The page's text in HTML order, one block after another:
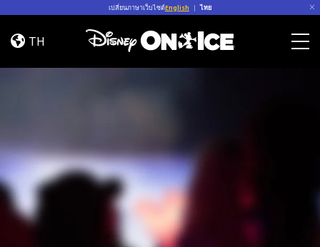
เปลี่ยนภาษาเว็บไซต์English | ไทย
<I>Disney
On
Celebrates
TH